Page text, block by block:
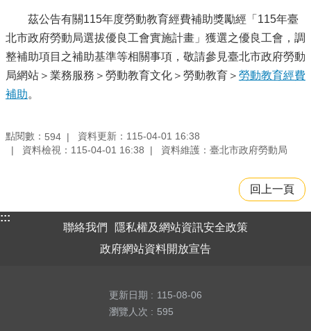
茲公告有關115年度勞動教育經費補助獎勵經「115年臺
北市政府勞動局選拔優良工會實施計畫」獲選之優良工會，調
整補助項目之補助基準等相關事項，敬請參見臺北市政府勞動
局網站＞業務服務＞勞動教育文化＞勞動教育＞ 勞動教育經費
補助。
點閱數： 594
資料更新：115-04-01 16:38
資料檢視：115-04-01 16:38
資料維護：臺北市政府勞動局
回上一頁
:::
聯絡我們
隱私權及網站資訊安全政策
政府網站資料開放宣告
更新日期
115-08-06
瀏覽人次
595